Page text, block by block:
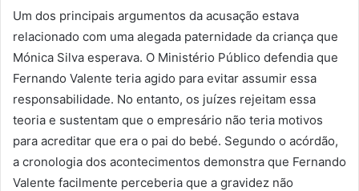
Um dos principais argumentos da acusação estava
relacionado com uma alegada paternidade da criança que
Mónica Silva esperava. O Ministério Público defendia que
Fernando Valente teria agido para evitar assumir essa
responsabilidade. No entanto, os juízes rejeitam essa
teoria e sustentam que o empresário não teria motivos
para acreditar que era o pai do bebé. Segundo o acórdão,
a cronologia dos acontecimentos demonstra que Fernando
Valente facilmente perceberia que a gravidez não